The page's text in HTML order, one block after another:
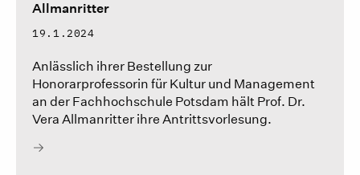
Allmanritter
19.1.2024
Anlässlich ihrer Bestellung zur
Honorarprofessorin für Kultur und Management
an der Fachhochschule Potsdam hält Prof. Dr.
Vera Allmanritter ihre Antrittsvorlesung.